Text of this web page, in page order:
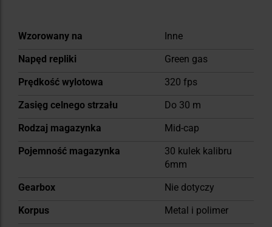
Więcej
Wzorowany na
Inne
Napęd repliki
Green gas
Prędkość wylotowa
320 fps
Zasięg celnego strzału
Do 30 m
Rodzaj magazynka
Mid-cap
Pojemność magazynka
30 kulek kalibru
6mm
Gearbox
Nie dotyczy
Korpus
Metal i polimer